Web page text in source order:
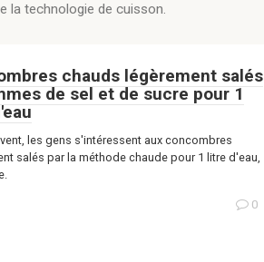
la technologie de cuisson.
chauds légèrement salés
de sel et de sucre pour 1
les gens s'intéressent aux concombres
salés par la méthode chaude pour 1 litre d'eau,
0